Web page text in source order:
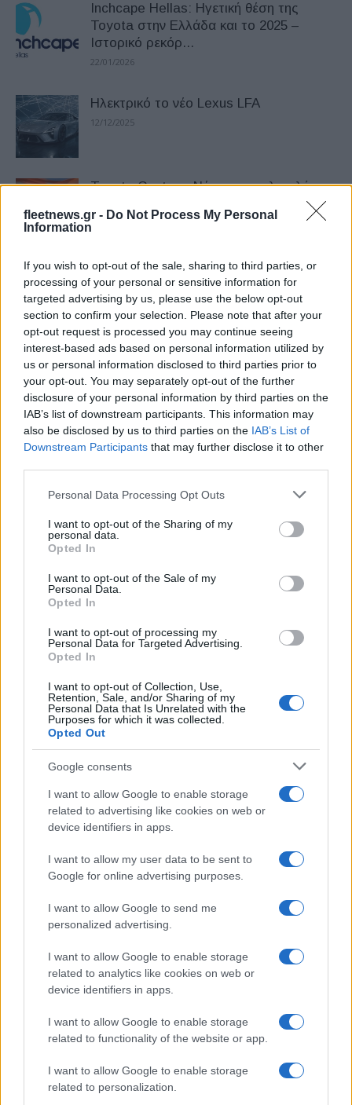
fleetnews.gr - Do Not Process My Personal
Information
If you wish to opt-out of the sale, sharing to third parties, or
processing of your personal or sensitive information for
targeted advertising by us, please use the below opt-out
section to confirm your selection. Please note that after your
opt-out request is processed you may continue seeing
interest-based ads based on personal information utilized by
us or personal information disclosed to third parties prior to
your opt-out. You may separately opt-out of the further
disclosure of your personal information by third parties on the
IAB’s list of downstream participants. This information may
also be disclosed by us to third parties on the IAB’s List of
Downstream Participants that may further disclose it to other
Please note that this website/app uses one or more Google
not limited to your visit or usage behaviour. You may click to
grant or deny consent to Google and its third-party tags to
use your data for below specified purposes in below Google
consent section.
Personal Data Processing Opt Outs
I want to opt-out of the Sharing of my
personal data.
Opted In
I want to opt-out of the Sale of my
Personal Data.
Opted In
I want to opt-out of processing my
Personal Data for Targeted Advertising.
Opted In
I want to opt-out of Collection, Use,
Retention, Sale, and/or Sharing of my
Personal Data that Is Unrelated with the
Purposes for which it was collected.
Opted Out
Google consents
I want to allow Google to enable storage
related to advertising like cookies on web or
device identifiers in apps.
I want to allow my user data to be sent to
Google for online advertising purposes.
I want to allow Google to send me
personalized advertising.
I want to allow Google to enable storage
related to analytics like cookies on web or
device identifiers in apps.
I want to allow Google to enable storage
related to functionality of the website or app.
I want to allow Google to enable storage
related to personalization.
Inchcape Hellas: Hγετική θέση της
Toyota στην Ελλάδα και το 2025 –
Ιστορικό ρεκόρ...
22/01/2026
Ηλεκτρικό το νέο Lexus LFA
12/12/2025
Toyota Century: Νέα υπερπολυτελής
23/10/2025
Lexus LBX: Νέα Vibrant Edition σε
περιορισμένη παραγωγή
25/09/2025
Lexus Κηφισίας: Στα κορυφαία σημεία
λιανικής – Διάκριση Kiwami Award
24/09/2025
Lexus RΖ: Νέο πλήρως ηλεκτρικό SUV
– Αποστολή στην Πορτογαλία
29/06/2025
Lexus ES: Παγκόσμια πρεμιέρα στη
Σανγκάη – Ποικιλία εξηλεκτρισμένων
εκδόσεων
27/04/2025
στις 23 Απριλίου
21/04/2025
1 2 3